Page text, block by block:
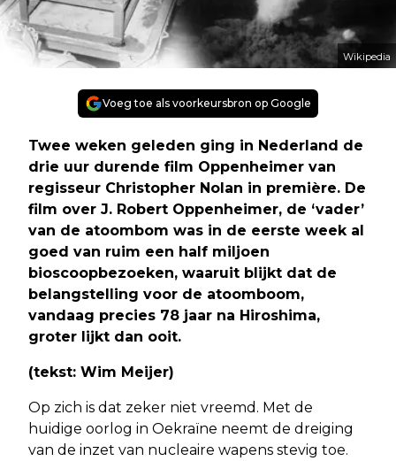
Wikipedia
Voeg toe als voorkeursbron op Google
Twee weken geleden ging in Nederland de
drie uur durende film Oppenheimer van
regisseur Christopher Nolan in première. De
film over J. Robert Oppenheimer, de ‘vader’
van de atoombom was in de eerste week al
goed van ruim een half miljoen
bioscoopbezoeken, waaruit blijkt dat de
belangstelling voor de atoomboom,
vandaag precies 78 jaar na Hiroshima,
groter lijkt dan ooit.
(tekst: Wim Meijer)
Op zich is dat zeker niet vreemd. Met de
huidige oorlog in Oekraïne neemt de dreiging
van de inzet van nucleaire wapens stevig toe.